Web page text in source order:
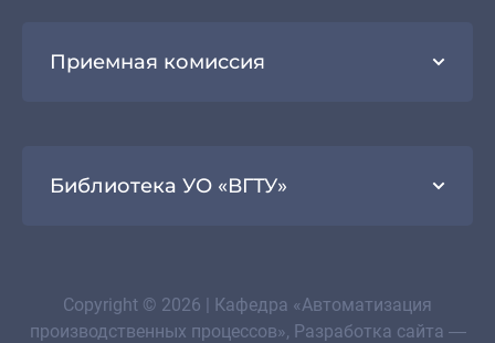
Приемная комиссия
Библиотека УО «ВГТУ»
Copyright © 2026 | Кафедра «Автоматизация
производственных процессов», Разработка сайта —